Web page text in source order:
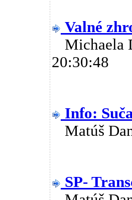
Valné
20:30:48
Info:
Matúš
SP-